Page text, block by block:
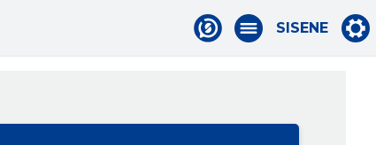
SISENE